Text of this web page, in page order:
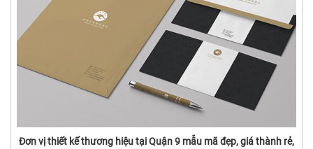
Đơn vị thiết kế thương hiệu tại Quận 9 mẫu mã đẹp, giá thành rẻ,